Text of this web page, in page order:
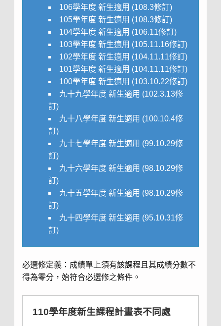
106學年度 新生適用 (108.3修訂)
105學年度 新生適用 (108.3修訂)
104學年度 新生適用 (106.11修訂)
103學年度 新生適用 (105.11.16修訂)
102學年度 新生適用 (104.11.11修訂)
101學年度 新生適用 (104.11.11修訂)
100學年度 新生適用 (103.10.22修訂)
九十九學年度 新生適用 (102.3.13修
訂)
九十八學年度 新生適用 (100.10.4修
訂)
九十七學年度 新生適用 (99.10.29修
訂)
九十六學年度 新生適用 (98.10.29修
訂)
九十五學年度 新生適用 (98.10.29修
訂)
九十四學年度 新生適用 (95.10.31修
訂)
必選修定義：成績單上須有該課程且其成績分數不
得為零分，始符合必選修之條件。
110學年度新生課程計畫表不同處